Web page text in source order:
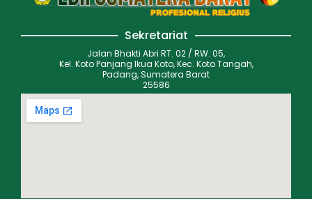
Sekretariat
Jalan Bhakti Abri RT. 02 / RW. 05,
Kel. Koto Panjang Ikua Koto, Kec. Koto Tangah,
Padang, Sumatera Barat
25586